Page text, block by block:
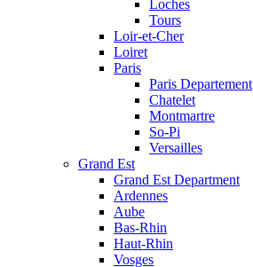
Loches
Tours
Loir-et-Cher
Loiret
Paris
Paris Departement
Chatelet
Montmartre
So-Pi
Versailles
Grand Est
Grand Est Department
Ardennes
Aube
Bas-Rhin
Haut-Rhin
Vosges